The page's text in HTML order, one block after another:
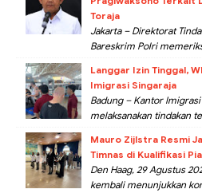
Toraja
Jakarta – Direktorat
Bareskrim Polri
Langgar Izin Tinggal,
Imigrasi Singaraja
Badung – Kantor
melaksanakan tindakan
Mauro Zijlstra Resmi
Timnas di Kualifikasi
Den Haag, 29 Agustus
kembali menunjukkan